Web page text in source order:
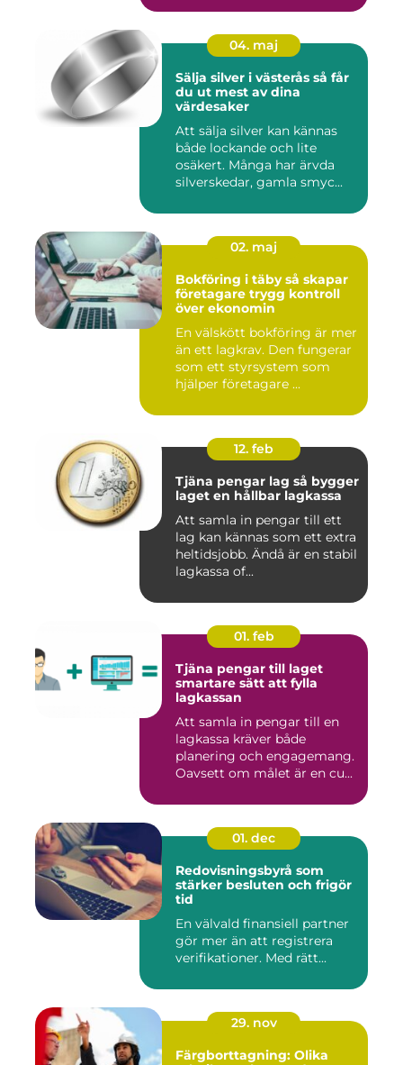
04. maj
Sälja silver i västerås så får
du ut mest av dina
värdesaker
Att sälja silver kan kännas
både lockande och lite
osäkert. Många har ärvda
silverskedar, gamla smyc...
02. maj
Bokföring i täby så skapar
företagare trygg kontroll
över ekonomin
En välskött bokföring är mer
än ett lagkrav. Den fungerar
som ett styrsystem som
hjälper företagare ...
12. feb
Tjäna pengar lag så bygger
laget en hållbar lagkassa
Att samla in pengar till ett
lag kan kännas som ett extra
heltidsjobb. Ändå är en stabil
lagkassa of...
01. feb
Tjäna pengar till laget
smartare sätt att fylla
lagkassan
Att samla in pengar till en
lagkassa kräver både
planering och engagemang.
Oavsett om målet är en cu...
01. dec
Redovisningsbyrå som
stärker besluten och frigör
tid
En välvald finansiell partner
gör mer än att registrera
verifikationer. Med rätt...
29. nov
Färgborttagning: Olika